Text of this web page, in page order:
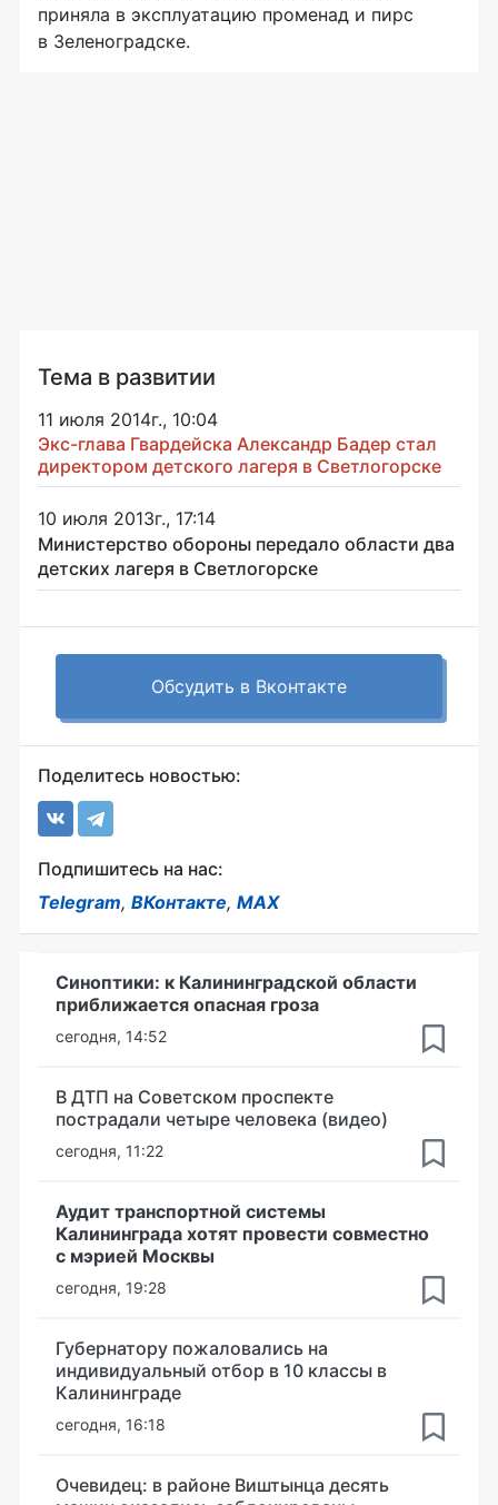
приняла в эксплуатацию променад и пирс
в Зеленоградске.
Тема в развитии
11 июля 2014г., 10:04
Экс-глава Гвардейска Александр Бадер стал
директором детского лагеря в Светлогорске
10 июля 2013г., 17:14
Министерство обороны передало области два
детских лагеря в Светлогорске
Обсудить в Вконтакте
Поделитесь новостью:
Подпишитесь на нас:
Telegram, ВКонтакте, MAX
Синоптики: к Калининградской области
приближается опасная гроза
сегодня, 14:52
В ДТП на Советском проспекте
пострадали четыре человека (видео)
сегодня, 11:22
Аудит транспортной системы
Калининграда хотят провести совместно
с мэрией Москвы
сегодня, 19:28
Губернатору пожаловались на
индивидуальный отбор в 10 классы в
Калининграде
сегодня, 16:18
Очевидец: в районе Виштынца десять